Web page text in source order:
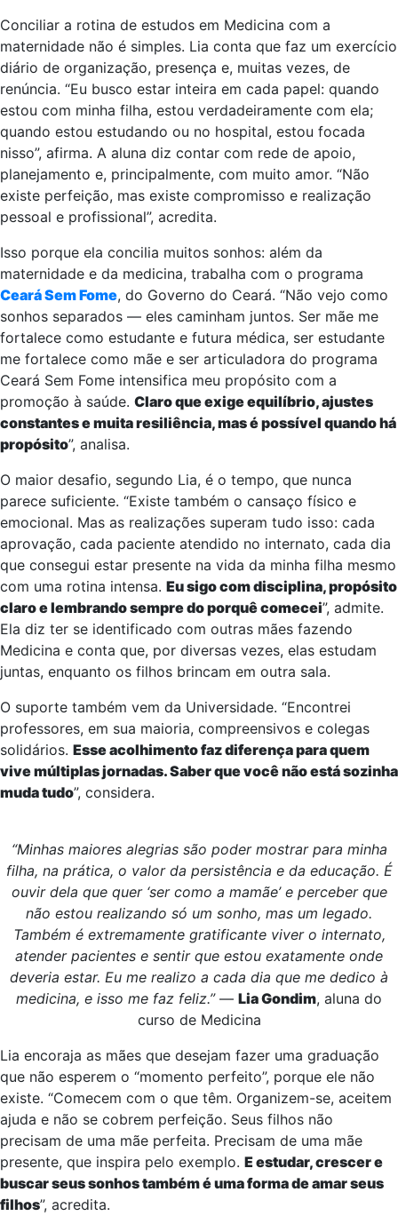
Conciliar a rotina de estudos em Medicina com a
maternidade não é simples. Lia conta que faz um exercício
diário de organização, presença e, muitas vezes, de
renúncia. “Eu busco estar inteira em cada papel: quando
estou com minha filha, estou verdadeiramente com ela;
quando estou estudando ou no hospital, estou focada
nisso”, afirma. A aluna diz contar com rede de apoio,
planejamento e, principalmente, com muito amor. “Não
existe perfeição, mas existe compromisso e realização
pessoal e profissional”, acredita.
Isso porque ela concilia muitos sonhos: além da
maternidade e da medicina, trabalha com o programa
Ceará Sem Fome, do Governo do Ceará. “Não vejo como
sonhos separados — eles caminham juntos. Ser mãe me
fortalece como estudante e futura médica, ser estudante
me fortalece como mãe e ser articuladora do programa
Ceará Sem Fome intensifica meu propósito com a
promoção à saúde. Claro que exige equilíbrio, ajustes
constantes e muita resiliência, mas é possível quando há
propósito”, analisa.
O maior desafio, segundo Lia, é o tempo, que nunca
parece suficiente. “Existe também o cansaço físico e
emocional. Mas as realizações superam tudo isso: cada
aprovação, cada paciente atendido no internato, cada dia
que consegui estar presente na vida da minha filha mesmo
com uma rotina intensa. Eu sigo com disciplina, propósito
claro e lembrando sempre do porquê comecei”, admite.
Ela diz ter se identificado com outras mães fazendo
Medicina e conta que, por diversas vezes, elas estudam
juntas, enquanto os filhos brincam em outra sala.
O suporte também vem da Universidade. “Encontrei
professores, em sua maioria, compreensivos e colegas
solidários. Esse acolhimento faz diferença para quem
vive múltiplas jornadas. Saber que você não está sozinha
muda tudo”, considera.
“Minhas maiores alegrias são poder mostrar para minha
filha, na prática, o valor da persistência e da educação. É
ouvir dela que quer ‘ser como a mamãe’ e perceber que
não estou realizando só um sonho, mas um legado.
Também é extremamente gratificante viver o internato,
atender pacientes e sentir que estou exatamente onde
deveria estar. Eu me realizo a cada dia que me dedico à
medicina, e isso me faz feliz.”— Lia Gondim, aluna do
curso de Medicina
Lia encoraja as mães que desejam fazer uma graduação
que não esperem o “momento perfeito”, porque ele não
existe. “Comecem com o que têm. Organizem-se, aceitem
ajuda e não se cobrem perfeição. Seus filhos não
precisam de uma mãe perfeita. Precisam de uma mãe
presente, que inspira pelo exemplo. E estudar, crescer e
buscar seus sonhos também é uma forma de amar seus
filhos”, acredita.